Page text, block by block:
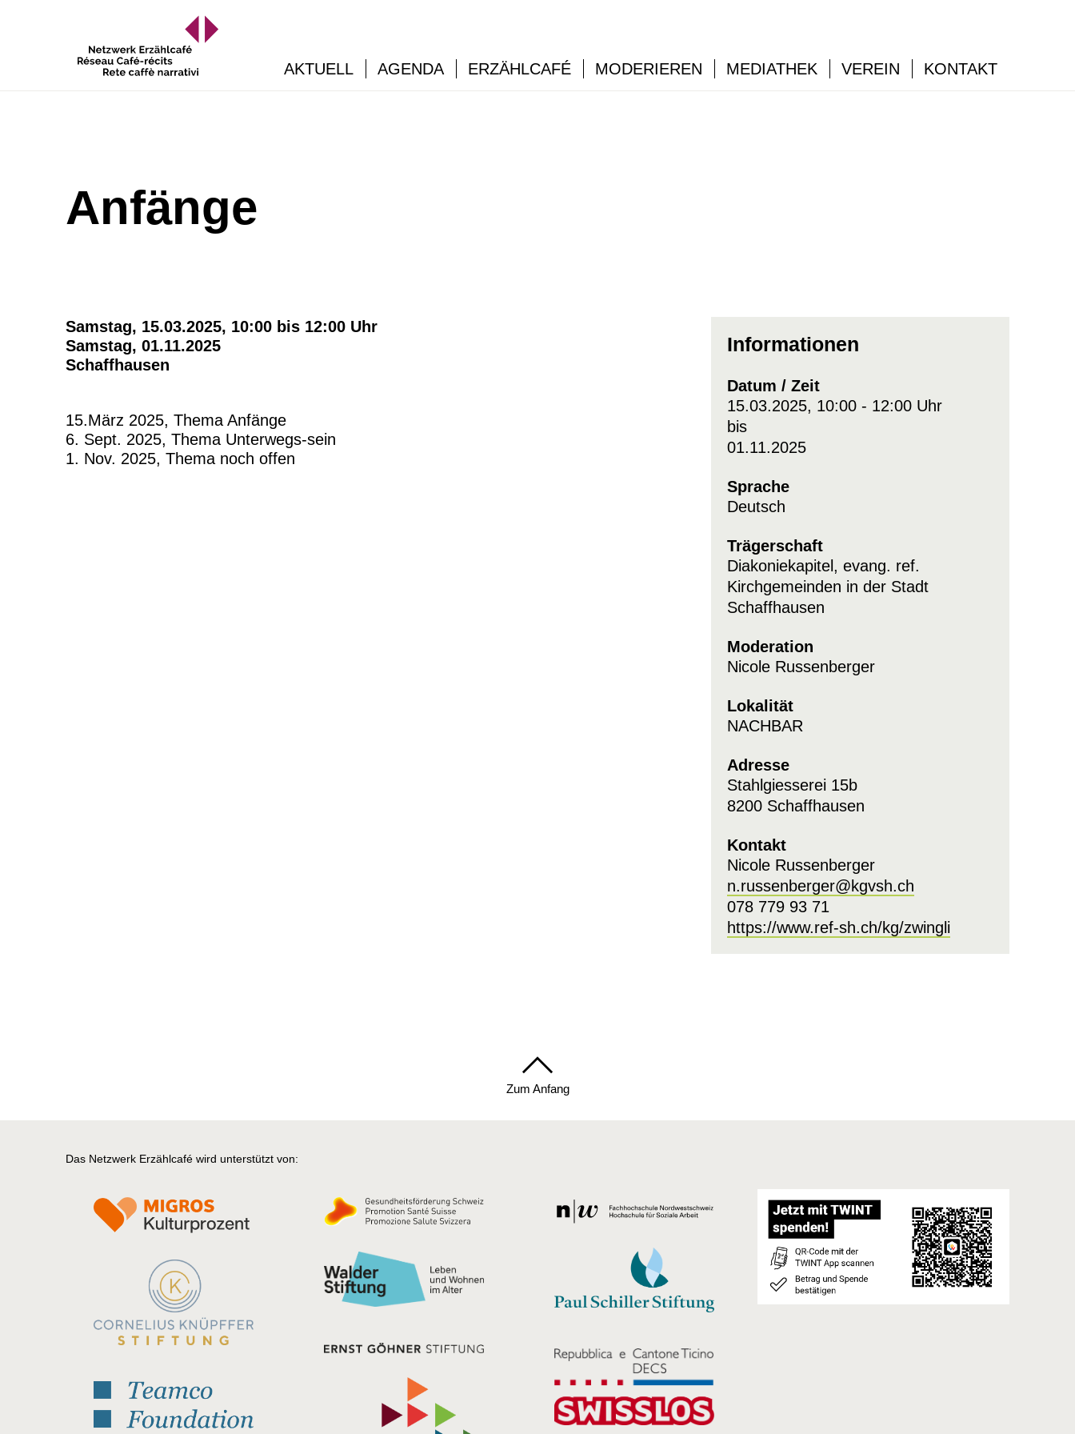
AKTUELL AGENDA ERZÄHLCAFÉ MODERIEREN MEDIATHEK VEREIN KONTAKT
Anfänge
Samstag, 15.03.2025, 10:00 bis 12:00 Uhr
Samstag, 01.11.2025
Schaffhausen
15.März 2025, Thema Anfänge
6. Sept. 2025, Thema Unterwegs-sein
1. Nov. 2025, Thema noch offen
Informationen
Datum / Zeit
15.03.2025, 10:00 - 12:00 Uhr
bis
01.11.2025
Sprache
Deutsch
Trägerschaft
Diakoniekapitel, evang. ref.
Kirchgemeinden in der Stadt
Schaffhausen
Moderation
Nicole Russenberger
Lokalität
NACHBAR
Adresse
Stahlgiesserei 15b
8200 Schaffhausen
Kontakt
Nicole Russenberger
n.russenberger@kgvsh.ch
078 779 93 71
https://www.ref-sh.ch/kg/zwingli
Zum Anfang
Das Netzwerk Erzählcafé wird unterstützt von: